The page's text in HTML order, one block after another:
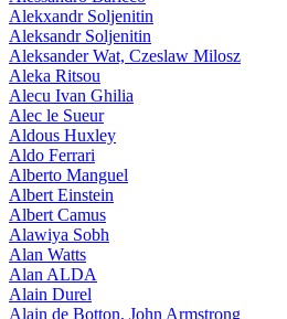
Alekxandr Soljenitin
Aleksandr Soljenitin
Aleksander Wat, Czeslaw Milosz
Aleka Ritsou
Alecu Ivan Ghilia
Alec le Sueur
Aldous Huxley
Aldo Ferrari
Alberto Manguel
Albert Einstein
Albert Camus
Alawiya Sobh
Alan Watts
Alan ALDA
Alain Durel
Alain de Botton, John Armstrong